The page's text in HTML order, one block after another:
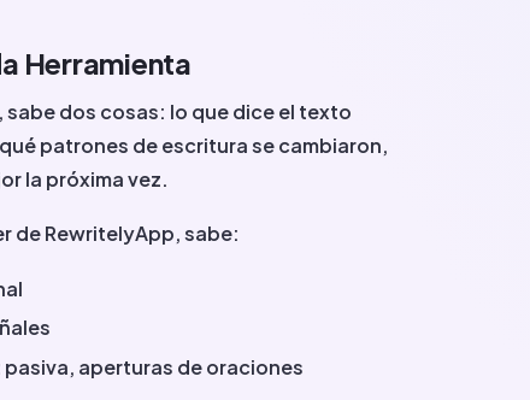
Herramienta
dos cosas: lo que dice el texto
patrones de escritura se cambiaron,
la próxima vez.
de RewritelyApp, sabe:
aperturas de oraciones